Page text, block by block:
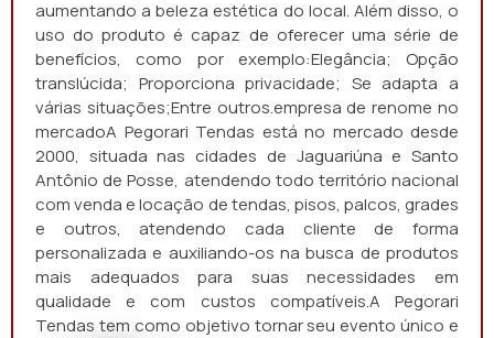
aumentando a beleza estética do local. Além disso, o
uso do produto é capaz de oferecer uma série de
benefícios, como por exemplo:Elegância; Opção
translúcida; Proporciona privacidade; Se adapta a
várias situações;Entre outros.empresa de renome no
mercadoA Pegorari Tendas está no mercado desde
2000, situada nas cidades de Jaguariúna e Santo
Antônio de Posse, atendendo todo território nacional
com venda e locação de tendas, pisos, palcos, grades
e outros, atendendo cada cliente de forma
personalizada e auxiliando-os na busca de produtos
mais adequados para suas necessidades em
qualidade e com custos compatíveis.A Pegorari
Tendas tem como objetivo tornar seu evento único e